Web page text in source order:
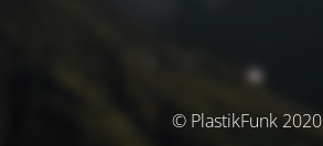
© PlastikFunk 2020